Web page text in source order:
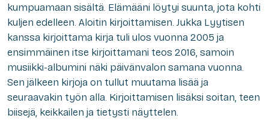
kumpuamaan sisältä. Elämääni löytyi suunta, jota kohti
kuljen edelleen. Aloitin kirjoittamisen. Jukka Lyytisen
kanssa kirjoittama kirja tuli ulos vuonna 2005 ja
ensimmäinen itse kirjoittamani teos 2016, samoin
musiikki-albumini näki päivänvalon samana vuonna.
Sen jälkeen kirjoja on tullut muutama lisää ja
seuraavakin työn alla. Kirjoittamisen lisäksi soitan, teen
biisejä, keikkailen ja tietysti näyttelen.